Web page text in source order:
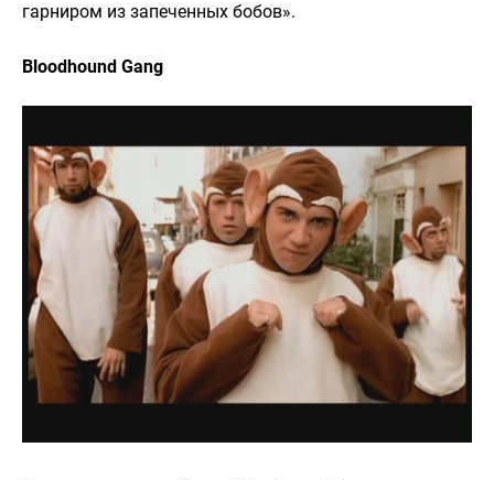
гарниром из запеченных бобов».
Bloodhound Gang